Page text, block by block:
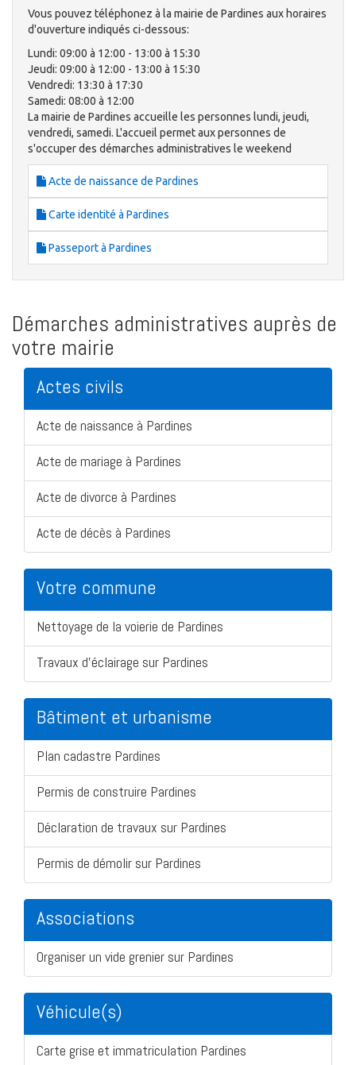
Vous pouvez téléphonez à la mairie de Pardines aux horaires
d'ouverture indiqués ci-dessous:
Lundi: 09:00 à 12:00 - 13:00 à 15:30
Jeudi: 09:00 à 12:00 - 13:00 à 15:30
Vendredi: 13:30 à 17:30
Samedi: 08:00 à 12:00
La mairie de Pardines accueille les personnes lundi, jeudi,
vendredi, samedi. L'accueil permet aux personnes de
s'occuper des démarches administratives le weekend
Acte de naissance de Pardines
Carte identité à Pardines
Passeport à Pardines
Démarches administratives auprès de
votre mairie
Actes civils
Acte de naissance à Pardines
Acte de mariage à Pardines
Acte de divorce à Pardines
Acte de décès à Pardines
Votre commune
Nettoyage de la voierie de Pardines
Travaux d'éclairage sur Pardines
Bâtiment et urbanisme
Plan cadastre Pardines
Permis de construire Pardines
Déclaration de travaux sur Pardines
Permis de démolir sur Pardines
Associations
Organiser un vide grenier sur Pardines
Véhicule(s)
Carte grise et immatriculation Pardines